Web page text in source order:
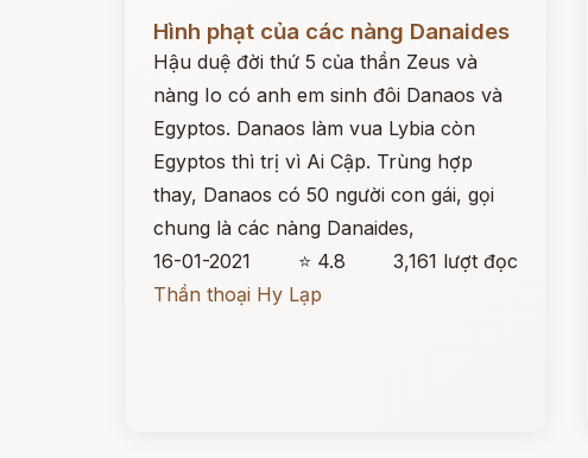
Hình phạt của các nàng Danaides
Hậu duệ đời thứ 5 của thần Zeus và
nàng Io có anh em sinh đôi Danaos và
Egyptos. Danaos làm vua Lybia còn
Egyptos thì trị vì Ai Cập. Trùng hợp
thay, Danaos có 50 người con gái, gọi
chung là các nàng Danaides,
16-01-2021
⭐ 4.8
3,161 lượt đọc
Thần thoại Hy Lạp